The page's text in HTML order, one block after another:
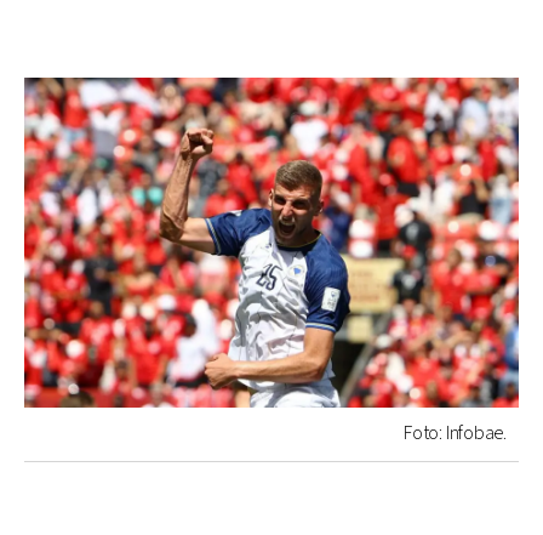
Foto: Infobae.